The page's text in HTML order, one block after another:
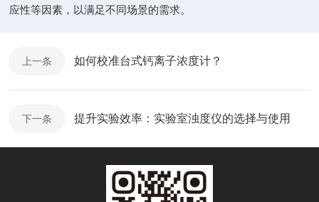
应性等因素，以满足不同场景的需求。
上一条 如何校准台式钙离子浓度计？
下一条 提升实验效率：实验室浊度仪的选择与使用